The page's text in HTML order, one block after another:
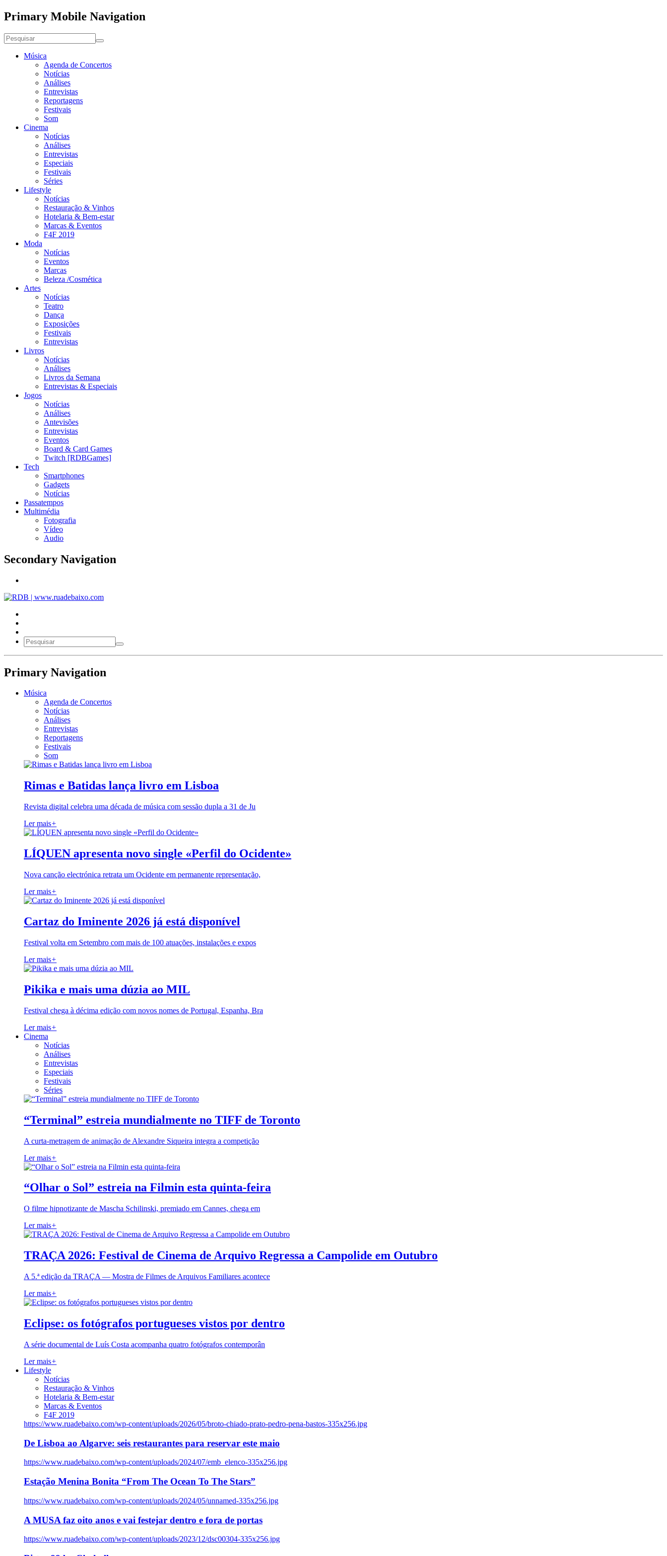
Primary Mobile Navigation
Música
Agenda de Concertos
Notícias
Análises
Entrevistas
Reportagens
Festivais
Som
Cinema
Notícias
Análises
Entrevistas
Especiais
Festivais
Séries
Lifestyle
Notícias
Restauração & Vinhos
Hotelaria & Bem-estar
Marcas & Eventos
F4F 2019
Moda
Notícias
Eventos
Marcas
Beleza /Cosmética
Artes
Notícias
Teatro
Dança
Exposições
Festivais
Entrevistas
Livros
Notícias
Análises
Livros da Semana
Entrevistas & Especiais
Jogos
Notícias
Análises
Antevisões
Entrevistas
Eventos
Board & Card Games
Twitch [RDBGames]
Tech
Smartphones
Gadgets
Notícias
Passatempos
Multimédia
Fotografia
Vídeo
Audio
Secondary Navigation
Primary Navigation
Música
Agenda de Concertos
Notícias
Análises
Entrevistas
Reportagens
Festivais
Som
Rimas e Batidas lança livro em Lisboa
Revista digital celebra uma década de música com sessão dupla a 31 de Ju
Ler mais+
LÍQUEN apresenta novo single «Perfil do Ocidente»
Nova canção electrónica retrata um Ocidente em permanente representação,
Ler mais+
Cartaz do Iminente 2026 já está disponível
Festival volta em Setembro com mais de 100 atuações, instalações e expos
Ler mais+
Pikika e mais uma dúzia ao MIL
Festival chega à décima edição com novos nomes de Portugal, Espanha, Bra
Ler mais+
Cinema
Notícias
Análises
Entrevistas
Especiais
Festivais
Séries
“Terminal” estreia mundialmente no TIFF de Toronto
A curta-metragem de animação de Alexandre Siqueira integra a competição
Ler mais+
“Olhar o Sol” estreia na Filmin esta quinta-feira
O filme hipnotizante de Mascha Schilinski, premiado em Cannes, chega em
Ler mais+
TRAÇA 2026: Festival de Cinema de Arquivo Regressa a Campolide em Outubro
A 5.ª edição da TRAÇA — Mostra de Filmes de Arquivos Familiares acontece
Ler mais+
Eclipse: os fotógrafos portugueses vistos por dentro
A série documental de Luís Costa acompanha quatro fotógrafos contemporân
Ler mais+
Lifestyle
Notícias
Restauração & Vinhos
Hotelaria & Bem-estar
Marcas & Eventos
F4F 2019
https://www.ruadebaixo.com/wp-content/uploads/2026/05/broto-chiado-prato-pedro-pena-bastos-335x256.jpg
De Lisboa ao Algarve: seis restaurantes para reservar este maio
https://www.ruadebaixo.com/wp-content/uploads/2024/07/emb_elenco-335x256.jpg
Estação Menina Bonita “From The Ocean To The Stars”
https://www.ruadebaixo.com/wp-content/uploads/2024/05/unnamed-335x256.jpg
A MUSA faz oito anos e vai festejar dentro e fora de portas
https://www.ruadebaixo.com/wp-content/uploads/2023/12/dsc00304-335x256.jpg